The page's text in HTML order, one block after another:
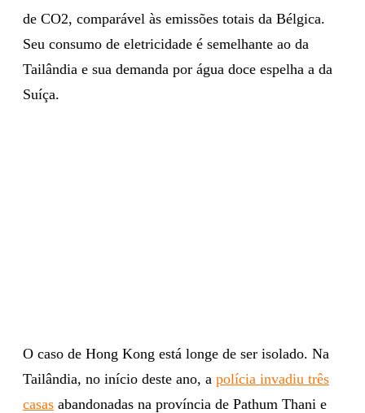
de CO2, comparável às emissões totais da Bélgica.
Seu consumo de eletricidade é semelhante ao da
Tailândia e sua demanda por água doce espelha a da
Suíça.
O caso de Hong Kong está longe de ser isolado. Na
Tailândia, no início deste ano, a polícia invadiu três
casas abandonadas na província de Pathum Thani e